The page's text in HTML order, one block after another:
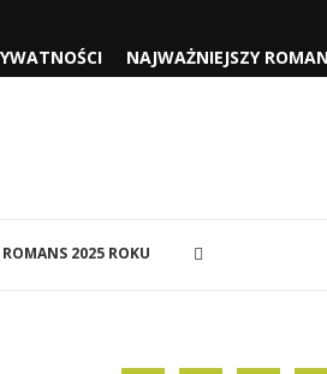
NAJWAŻNIEJSZY
2025 ROKU